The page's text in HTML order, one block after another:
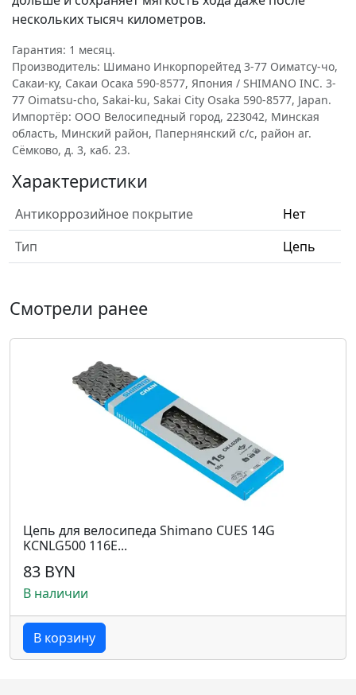
нескольких тысяч километров.
Гарантия: 1 месяц.
Производитель: Шимано Инкорпорейтед 3-77 Оиматсу-чо,
Сакаи-ку, Сакаи Осака 590-8577, Япония / SHIMANO INC. 3-
77 Oimatsu-cho, Sakai-ku, Sakai City Osaka 590-8577, Japan.
Импортёр: ООО Велосипедный город, 223042, Минская
область, Минский район, Папернянский с/с, район аг.
Сёмково, д. 3, каб. 23.
Характеристики
Антикоррозийное покрытие
Нет
Тип
Цепь
Смотрели ранее
Цепь для велосипеда Shimano CUES 14G
KCNLG500 116E...
83 BYN
В наличии
В корзину